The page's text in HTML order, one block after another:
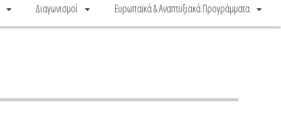
Διαγωνισμοί Ευρωπαϊκά & Αναπτυξιακά Προγράμματα